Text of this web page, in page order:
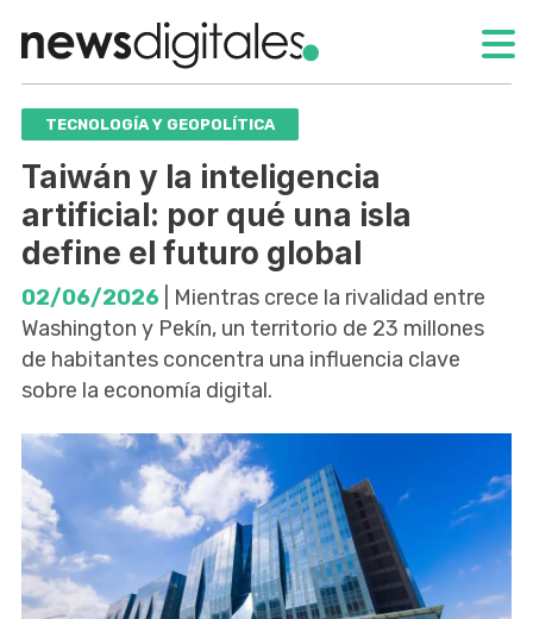
TECNOLOGÍA Y GEOPOLÍTICA
Taiwán y la inteligencia
artificial: por qué una isla
define el futuro global
02/06/2026 | Mientras crece la rivalidad entre
Washington y Pekín, un territorio de 23 millones
de habitantes concentra una influencia clave
sobre la economía digital.